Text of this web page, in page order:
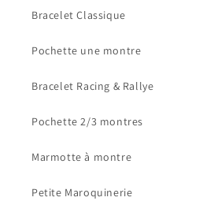
Bracelet Classique
Pochette une montre
Bracelet Racing & Rallye
Pochette 2/3 montres
Marmotte à montre
Petite Maroquinerie